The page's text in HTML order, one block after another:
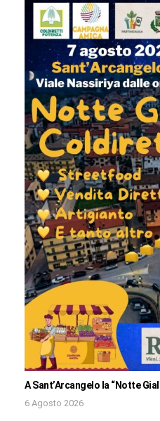
A Sant’Arcangelo la “Notte
6 Agosto 2026